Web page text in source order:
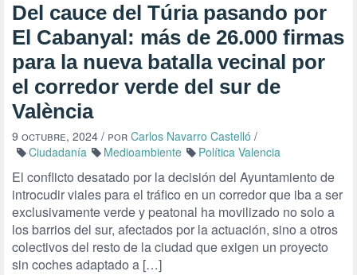
Del cauce del Túria pasando por
El Cabanyal: más de 26.000 firmas
para la nueva batalla vecinal por
el corredor verde del sur de
València
9 octubre, 2024 / por Carlos Navarro Castelló /
Ciudadanía
Medioambiente Política Valencia
El conflicto desatado por la decisión del Ayuntamiento de
introcudir viales para el tráfico en un corredor que iba a ser
exclusivamente verde y peatonal ha movilizado no solo a
los barrios del sur, afectados por la actuación, sino a otros
colectivos del resto de la ciudad que exigen un proyecto
sin coches adaptado a […]